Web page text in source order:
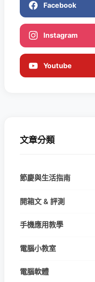
Facebook
Instagram
Youtube
文章分類
節慶與生活指南
開箱文 & 評測
手機應用教學
電腦小教室
電腦軟體